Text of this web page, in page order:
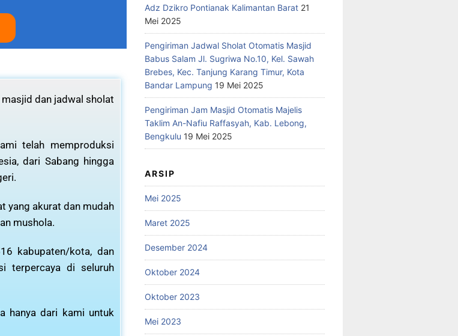
dan jadwal sholat
telah memproduksi
dari Sabang hingga
yang akurat dan mudah
mushola.
kabupaten/kota, dan
terpercaya di seluruh
hanya dari kami untuk
Adz Dzikro Pontianak Kalimantan Barat 21
Mei 2025
Pengiriman Jadwal Sholat Otomatis Masjid
Babus Salam Jl. Sugriwa No.10, Kel. Sawah
Brebes, Kec. Tanjung Karang Timur, Kota
Bandar Lampung 19 Mei 2025
Pengiriman Jam Masjid Otomatis Majelis
Taklim An-Nafiu Raffasyah, Kab. Lebong,
Bengkulu 19 Mei 2025
ARSIP
Mei 2025
Maret 2025
Desember 2024
Oktober 2024
Oktober 2023
Mei 2023